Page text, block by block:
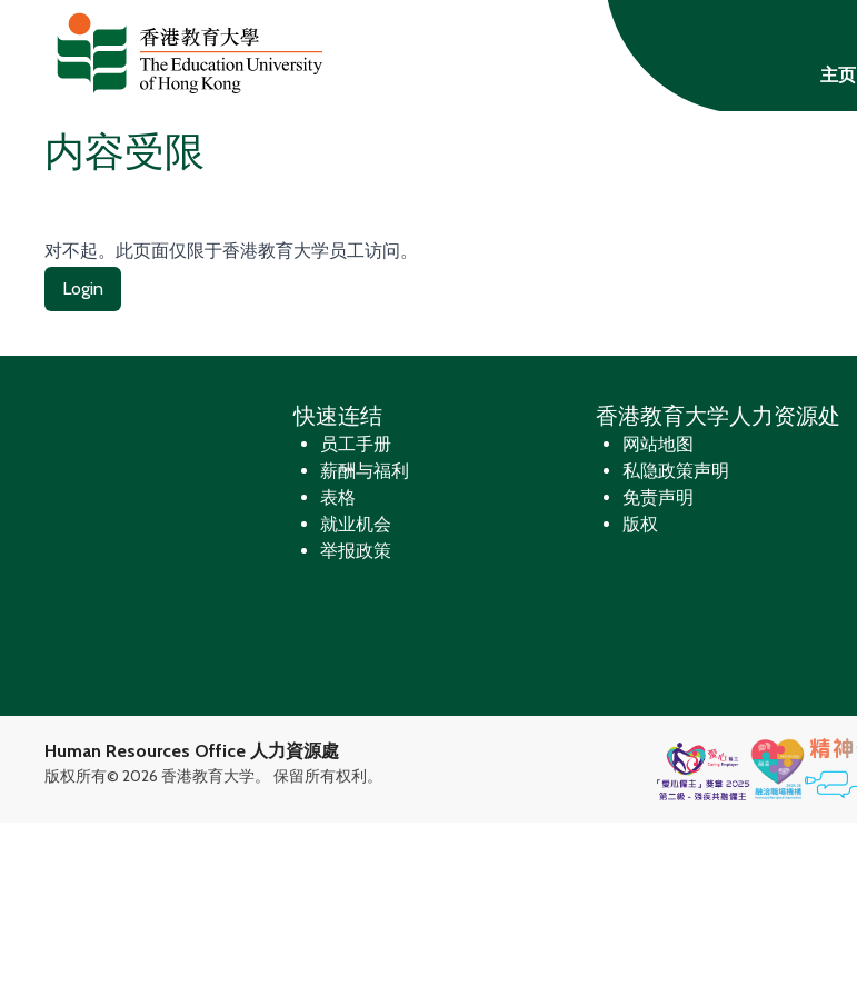
主页
内容受限
对不起。此页面仅限于香港教育大学员工访问。
Login
快速连结
员工手册
薪酬与福利
表格
就业机会
举报政策
香港教育大学人力资源处
网站地图
私隐政策声明
免责声明
版权
Human Resources Office 人力資源處
版权所有© 2026 香港教育大学。 保留所有权利。